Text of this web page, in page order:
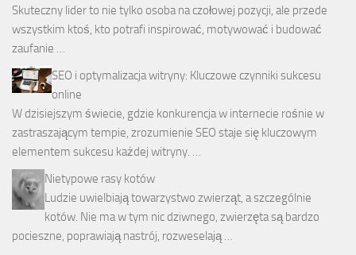
Skuteczny lider to nie tylko osoba na czołowej pozycji, ale przede
wszystkim ktoś, kto potrafi inspirować, motywować i budować
zaufanie …
SEO i optymalizacja witryny: Kluczowe czynniki sukcesu
online
W dzisiejszym świecie, gdzie konkurencja w internecie rośnie w
zastraszającym tempie, zrozumienie SEO staje się kluczowym
elementem sukcesu każdej witryny. …
Nietypowe rasy kotów
Ludzie uwielbiają towarzystwo zwierząt, a szczególnie
kotów. Nie ma w tym nic dziwnego, zwierzęta są bardzo
pocieszne, poprawiają nastrój, rozweselają …